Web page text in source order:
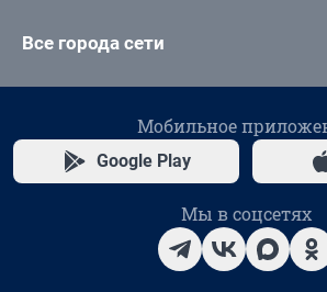
Все города сети
Мобильное
Google Play
Мы в соцсетях